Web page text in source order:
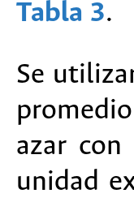
Tabla 3.
Se
azar
unidad